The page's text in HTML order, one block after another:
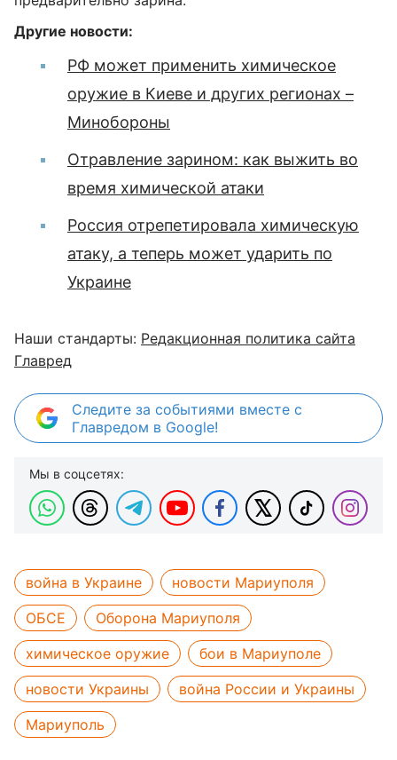
Другие новости:
РФ может применить химическое
оружие в Киеве и других регионах –
Минобороны
Отравление зарином: как выжить во
время химической атаки
Россия отрепетировала химическую
атаку, а теперь может ударить по
Украине
Наши стандарты: Редакционная политика сайта
Главред
Следите за событиями вместе с
Главредом в Google!
Мы в соцсетях:
война в Украине
новости Мариуполя
ОБСЕ
Оборона Мариуполя
химическое оружие
бои в Мариуполе
новости Украины
война России и Украины
Мариуполь